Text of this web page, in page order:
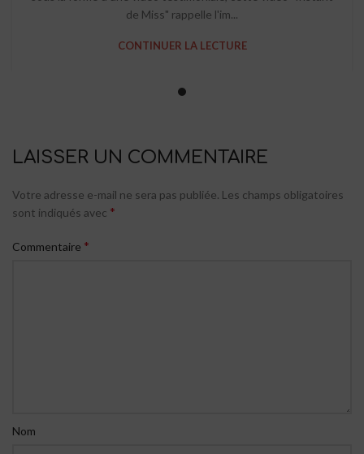
de Miss" rappelle l'im...
CONTINUER LA LECTURE
LAISSER UN COMMENTAIRE
Votre adresse e-mail ne sera pas publiée. Les champs obligatoires
sont indiqués avec *
Commentaire *
Nom